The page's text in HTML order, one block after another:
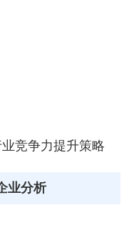
竞争力提升策略
业分析